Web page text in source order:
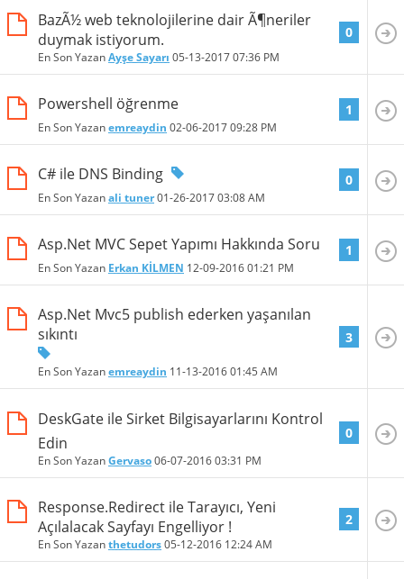
BazÃ½ web teknolojilerine dair Ã¶neriler
duymak istiyorum.
En Son YazanAyşe Sayarı 05-13-201707:36 PM
0
Powershell öğrenme
En Son Yazanemreaydin 02-06-201709:28 PM
1
C# ile DNS Binding
En Son Yazanali tuner01-26-201703:08 AM
0
Asp.Net MVC Sepet Yapımı Hakkında Soru
En Son Yazan Erkan KİLMEN 12-09-201601:21 PM
1
Asp.Net Mvc5 publish ederken yaşanılan
sıkıntı
En Son Yazanemreaydin 11-13-201601:45 AM
3
DeskGate ile Sirket Bilgisayarlarını Kontrol
Edin
En Son YazanGervaso06-07-201603:31 PM
0
Response.Redirect ile Tarayıcı, Yeni
Açılalacak Sayfayı Engelliyor !
En Son Yazanthetudors05-12-2016 12:24 AM
2